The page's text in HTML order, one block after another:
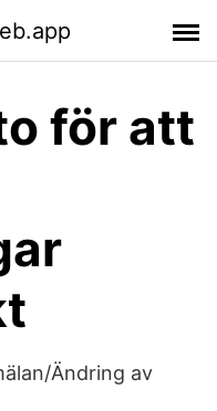
för att
Ändring av